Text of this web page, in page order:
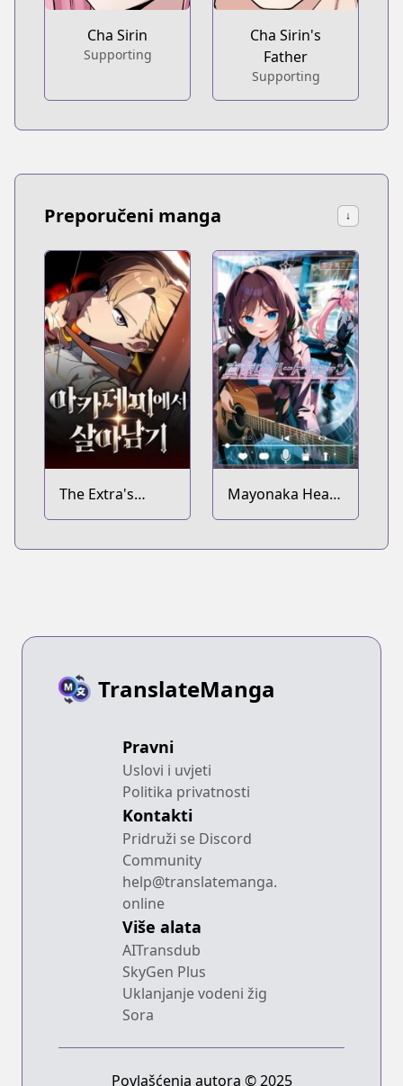
Cha Sirin
Supporting
Cha Sirin's
Father
Supporting
Preporučeni manga ↓
The Extra's
Academy
Mayonaka Heart
Tune
TranslateManga
Pravni
Uslovi i uvjeti
Politika privatnosti
Kontakti
Pridruži se Discord
Community
help@translatemanga.
online
Više alata
AITransdub
SkyGen Plus
Uklanjanje vodeni žig
Sora
Povlašćenja autora © 2025